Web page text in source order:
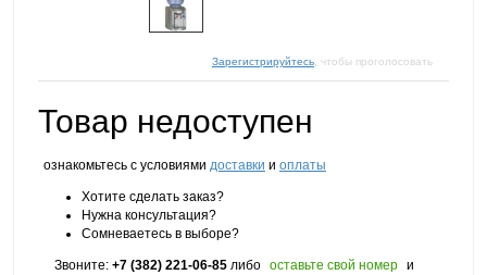
Зарегистрируйтесь , чтобы проголосовать
Товар недоступен
ознакомьтесь с условиями доставки и оплаты
Хотите сделать заказ?
Нужна консультация?
Сомневаетесь в выборе?
Звоните: +7 (382) 221-06-85 либо оставьте свой номер и